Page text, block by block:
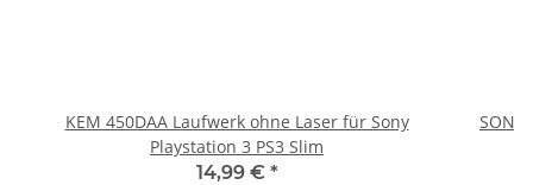
KEM 450DAA Laufwerk ohne Laser für Sony
Playstation 3 PS3 Slim
14,99 € *